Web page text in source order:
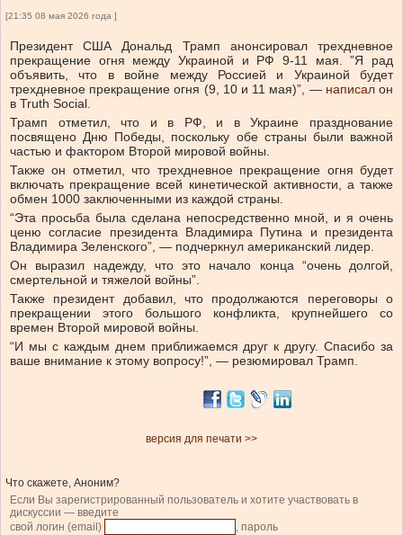
[21:35 08 мая 2026 года ]
Президент США Дональд Трамп анонсировал трехдневное
прекращение огня между Украиной и РФ 9-11 мая. ”Я рад
объявить, что в войне между Россией и Украиной будет
трехдневное прекращение огня (9, 10 и 11 мая)”, — написалон
в Truth Social.
Трамп отметил, что и в РФ, и в Украине празднование
посвящено Дню Победы, поскольку обе страны были важной
частью и фактором Второй мировой войны.
Также он отметил, что трехдневное прекращение огня будет
включать прекращение всей кинетической активности, а также
обмен 1000 заключенными из каждой страны.
“Эта просьба была сделана непосредственно мной, и я очень
ценю согласие президента Владимира Путина и президента
Владимира Зеленского”, — подчеркнул американский лидер.
Он выразил надежду, что это начало конца “очень долгой,
смертельной и тяжелой войны”.
Также президент добавил, что продолжаются переговоры о
прекращении этого большого конфликта, крупнейшего со
времен Второй мировой войны.
“И мы с каждым днем приближаемся друг к другу. Спасибо за
ваше внимание к этому вопросу!”, — резюмировал Трамп.
версия для печати >>
Что скажете, Аноним?
Если Вы зарегистрированный пользователь и хотите участвовать в
дискуссии — введите
свой логин (email)
, пароль